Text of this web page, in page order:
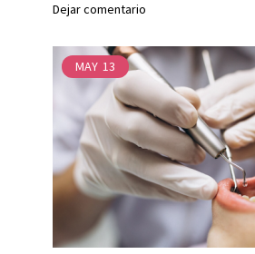
Dejar comentario
MAY 13